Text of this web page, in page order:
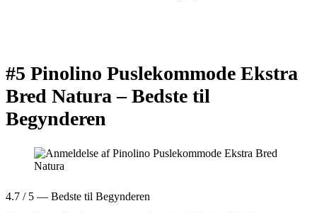
#5 Pinolino Puslekommode Ekstra
Bred Natura –Bedste til
Begynderen
4.7 / 5 — Bedste til Begynderen